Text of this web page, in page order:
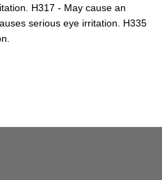
H317 - May cause an
serious eye irritation. H335